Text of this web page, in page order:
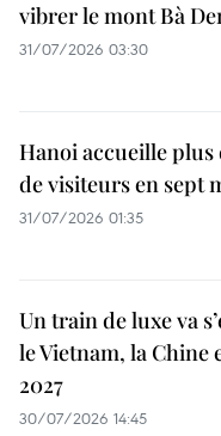
vibrer le mont Bà
31/07/2026 03:30
Hanoi accueille plus
de visiteurs en sept
31/07/2026 01:35
Un train de luxe va
le Vietnam, la Chine
2027
30/07/2026 14:45